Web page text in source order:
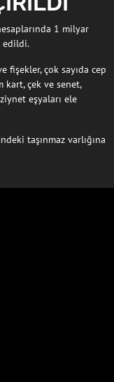
1 milyar
edildi.
fişekler, çok sayıda cep
çek ve senet,
eşyaları ele
taşınmaz varlığına